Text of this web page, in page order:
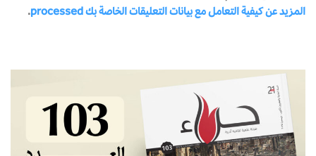
المزيد عن كيفية التعامل مع بيانات التعليقات الخاصة بك processed
.